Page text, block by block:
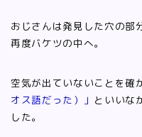
おじさんは発見した穴の部
再度バケツの中へ。
空気が出ていないことを確
オス語だった）」 といいな
した。